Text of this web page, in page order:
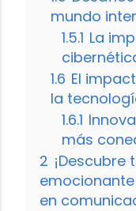
mundo
1.5.1 La
1.6 El
la
1.6.1
más
2 ¡Descubre
en